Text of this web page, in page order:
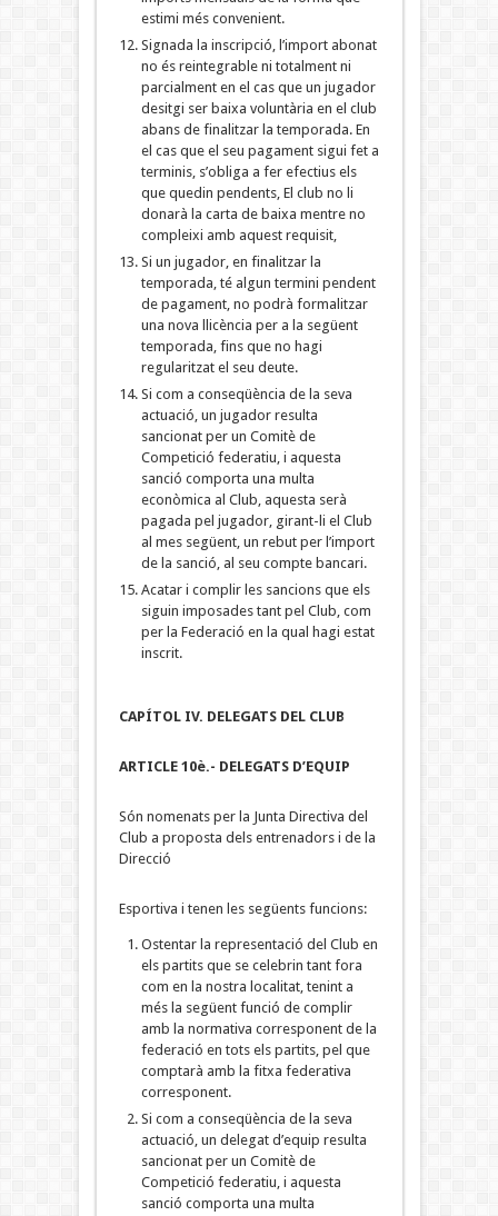
estimi més convenient.
Signada la inscripció, l’import abonat
no és reintegrable ni totalment ni
parcialment en el cas que un jugador
desitgi ser baixa voluntària en el club
abans de finalitzar la temporada. En
el cas que el seu pagament sigui fet a
terminis, s’obliga a fer efectius els
que quedin pendents, El club no li
donarà la carta de baixa mentre no
compleixi amb aquest requisit,
Si un jugador, en finalitzar la
temporada, té algun termini pendent
de pagament, no podrà formalitzar
una nova llicència per a la següent
temporada, fins que no hagi
regularitzat el seu deute.
Si com a conseqüència de la seva
actuació, un jugador resulta
sancionat per un Comitè de
Competició federatiu, i aquesta
sanció comporta una multa
econòmica al Club, aquesta serà
pagada pel jugador, girant-li el Club
al mes següent, un rebut per l’import
de la sanció, al seu compte bancari.
Acatar i complir les sancions que els
siguin imposades tant pel Club, com
per la Federació en la qual hagi estat
inscrit.
CAPÍTOL IV. DELEGATS DEL CLUB
ARTICLE 10è.- DELEGATS D’EQUIP
Són nomenats per la Junta Directiva del
Club a proposta dels entrenadors i de la
Direcció
Esportiva i tenen les següents funcions:
Ostentar la representació del Club en
els partits que se celebrin tant fora
com en la nostra localitat, tenint a
més la següent funció de complir
amb la normativa corresponent de la
federació en tots els partits, pel que
comptarà amb la fitxa federativa
corresponent.
Si com a conseqüència de la seva
actuació, un delegat d’equip resulta
sancionat per un Comitè de
Competició federatiu, i aquesta
sanció comporta una multa